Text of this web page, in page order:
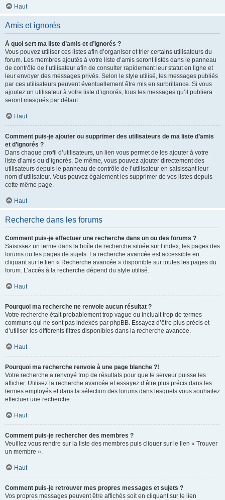
Haut
Amis et ignorés
À quoi sert ma liste d’amis et d’ignorés ?
Vous pouvez utiliser ces listes afin d’organiser et trier certains utilisateurs du
forum. Les membres ajoutés à votre liste d’amis seront listés dans le panneau
de contrôle de l’utilisateur afin de consulter rapidement leur statut en ligne et
leur envoyer des messages privés. Selon le style utilisé, les messages publiés
par ces utilisateurs peuvent éventuellement être mis en surbrillance. Si vous
ajoutez un utilisateur à votre liste d’ignorés, tous les messages qu’il publiera
seront masqués par défaut.
Haut
Comment puis-je ajouter ou supprimer des utilisateurs de ma liste d’amis
et d’ignorés ?
Dans chaque profil d’utilisateurs, un lien vous permet de les ajouter à votre
liste d’amis ou d’ignorés. De même, vous pouvez ajouter directement des
utilisateurs depuis le panneau de contrôle de l’utilisateur en saisissant leur
nom d’utilisateur. Vous pouvez également les supprimer de vos listes depuis
cette même page.
Haut
Recherche dans les forums
Comment puis-je effectuer une recherche dans un ou des forums ?
Saisissez un terme dans la boîte de recherche située sur l’index, les pages des
forums ou les pages de sujets. La recherche avancée est accessible en
cliquant sur le lien « Recherche avancée » disponible sur toutes les pages du
forum. L’accès à la recherche dépend du style utilisé.
Haut
Pourquoi ma recherche ne renvoie aucun résultat ?
Votre recherche était probablement trop vague ou incluait trop de termes
communs qui ne sont pas indexés par phpBB. Essayez d’être plus précis et
d’utiliser les différents filtres disponibles dans la recherche avancée.
Haut
Pourquoi ma recherche renvoie à une page blanche ?!
Votre recherche a renvoyé trop de résultats pour que le serveur puisse les
afficher. Utilisez la recherche avancée et essayez d’être plus précis dans les
termes employés et dans la sélection des forums dans lesquels vous souhaitez
effectuer une recherche.
Haut
Comment puis-je rechercher des membres ?
Veuillez vous rendre sur la liste des membres puis cliquer sur le lien « Trouver
un membre ».
Haut
Comment puis-je retrouver mes propres messages et sujets ?
Vos propres messages peuvent être affichés soit en cliquant sur le lien